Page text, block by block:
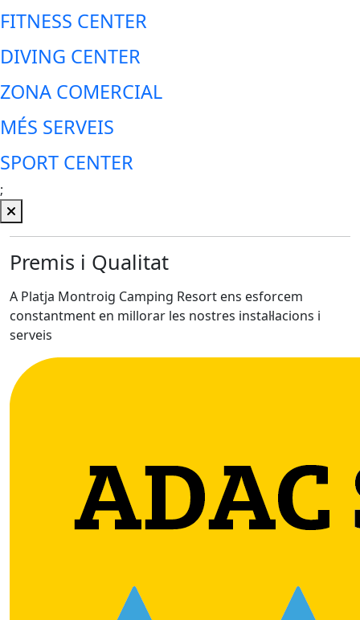
FITNESS CENTER
DIVING CENTER
ZONA COMERCIAL
MÉS SERVEIS
SPORT CENTER
;
Premis i Qualitat
A Platja Montroig Camping Resort ens esforcem
constantment en millorar les nostres instal·lacions i
serveis